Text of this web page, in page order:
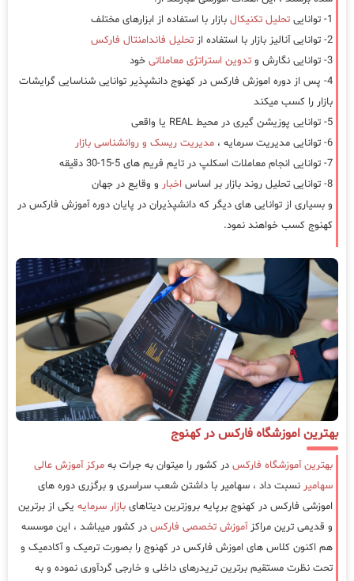
1- توانایی
تحلیل تکنیکال بازار با استفاده از ابزارهای مختلف
2- توانایی آنالیز بازار با استفاده از
تحلیل فاندامنتال فارکس
3- توانایی نگارش و
تدوین استراتژی معاملاتی خود
4- پس از دوره اموزش فارکس در کهنوج دانشپذیر توانایی شناسایی گرایشات
بازار را کسب میکند
5- توانایی پوزیشن گیری در محیط REAL یا واقعی
6- توانایی مدیریت سرمایه ،
مدیریت ریسک و روانشناسی بازار
7- توانایی انجام معاملات اسکلپ در تایم فریم های 5-15-30 دقیقه
8- توانایی تحلیل روند بازار بر اساس
اخبار و وقایع در جهان
و بسیاری از توانایی های دیگر که دانشپذیران در پایان دوره آموزش فارکس در
کهنوج کسب خواهند نمود.
بهترین اموزشگاه فارکس در کهنوج
بهترین آموزشگاه فارکس در کشور را میتوان به جرات به مرکز آموزش عالی
سهامیر نسبت داد ، سهامیر با داشتن شعب سراسری و برگزری دوره های
اموزشی فارکس در کهنوج برپایه بروزترین دیتاهای بازار سرمایه یکی از برترین
و قدیمی ترین مراکزآموزش تخصصی فارکس در کشور میباشد ، این موسسه
هم اکنون کلاس های اموزش فارکس در کهنوج را بصورت ترمیک و آکادمیک و
تحت نظرت مستقیم برترین تریدرهای داخلی و خارجی گردآوری نموده و به